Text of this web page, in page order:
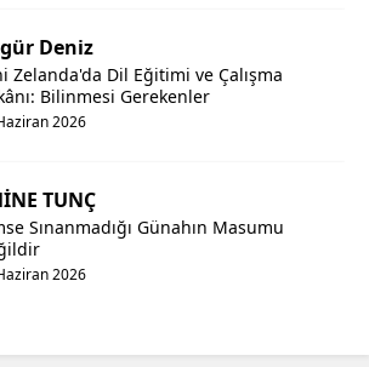
Deniz
2026
Zelanda'da Dil Eğitimi ve Çalışma
Bilinmesi Gerekenler
TUNÇ
2026
Sınanmadığı Günahın Masumu